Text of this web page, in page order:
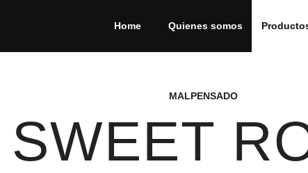
Home Quienes somos
MALPENSADO
SWEET